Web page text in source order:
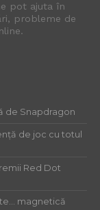
pot ajuta în
probleme de
de Snapdragon
de joc cu totul
Red Dot
magnetică